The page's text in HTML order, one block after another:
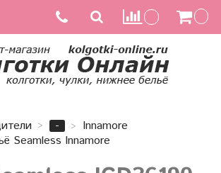
-
Innamore
Seamless Innamore